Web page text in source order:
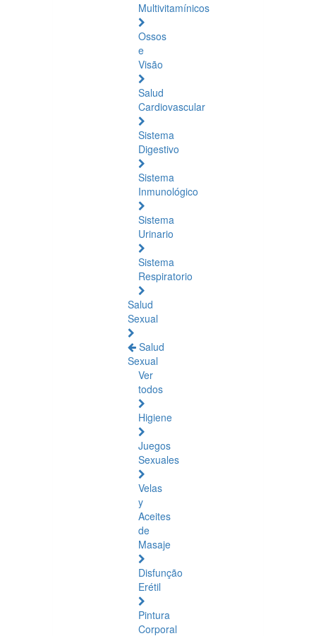
Multivitamínicos
Ossos
e
Visão
Salud
Cardiovascular
Sistema
Digestivo
Sistema
Inmunológico
Sistema
Urinario
Sistema
Respiratorio
Salud
Sexual
Salud
Sexual
Ver
todos
Higiene
Juegos
Sexuales
Velas
y
Aceites
de
Masaje
Disfunção
Erétil
Pintura
Corporal